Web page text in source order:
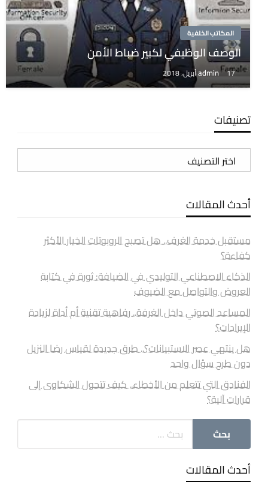
المكاتب الخلفية
الوصف الوظيفي لكبير ضباط الأمن
admin 17 أبريل، 2018
تصنيفات
تصنيفات
أحدث المقالات
مستقبل خدمة الغرف.. هل تصبح الروبوتات الخيار الأكثر
كفاءة؟
الذكاء الاصطناعي التوليدي في الضيافة: ثورة في كتابة
العروض والتواصل مع الضيوف
المساعد الصوتي داخل الغرفة.. رفاهية تقنية أم أداة لزيادة
الإيرادات؟
هل ينتهي عصر الاستبيانات؟.. طرق جديدة لقياس رضا النزيل
دون طرح سؤال واحد
الفنادق التي تتعلم من الأخطاء.. كيف تتحول الشكاوى إلى
قرارات آلية؟
أحدث المقالات